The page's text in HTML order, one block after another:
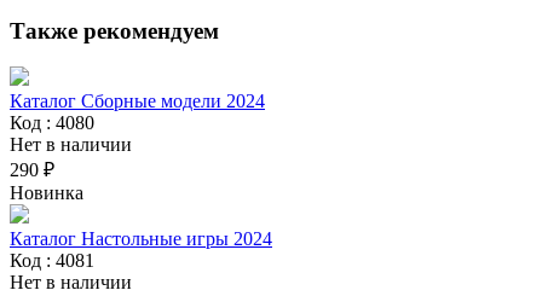
Также рекомендуем
Каталог Сборные модели 2024
Код : 4080
Нет в наличии
290 ₽
Новинка
Каталог Настольные игры 2024
Код : 4081
Нет в наличии